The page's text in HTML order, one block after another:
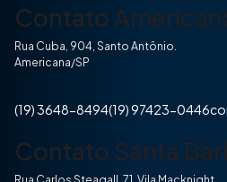
Contato
Rua Cuba, 904, Santo Antônio.
Americana/SP
(19) 3648-8494(19) 97423-0446
Contato Santa
Rua Carlos Steagall, 71, Vila Macknight.